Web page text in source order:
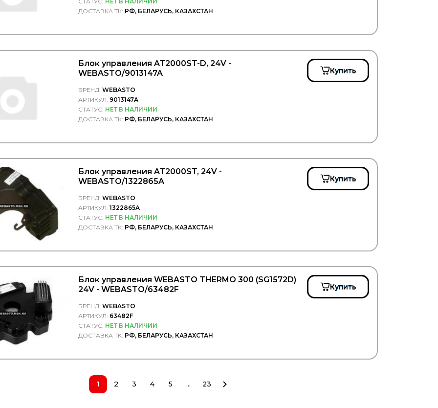
ДОСТАВКА ТК: РФ, БЕЛАРУСЬ, КАЗАХСТАН
Блок управления AT2000ST-D, 24V -
WEBASTO/9013147A
БРЕНД:WEBASTO
АРТИКУЛ: 9013147A
СТАТУС: НЕТ В НАЛИЧИИ
ДОСТАВКА ТК: РФ, БЕЛАРУСЬ, КАЗАХСТАН
Купить
Блок управления AT2000ST, 24V -
WEBASTO/1322865A
БРЕНД:WEBASTO
АРТИКУЛ:1322865A
СТАТУС: НЕТ В НАЛИЧИИ
ДОСТАВКА ТК: РФ, БЕЛАРУСЬ, КАЗАХСТАН
Купить
Блок управления WEBASTO THERMO 300 (SG1572D)
24V - WEBASTO/63482F
БРЕНД:WEBASTO
АРТИКУЛ: 63482F
СТАТУС: НЕТ В НАЛИЧИИ
ДОСТАВКА ТК: РФ, БЕЛАРУСЬ, КАЗАХСТАН
Купить
1 2 3 4 5 ... 23